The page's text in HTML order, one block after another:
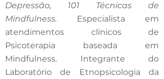
Depressão, 101 Técnicas de
Mindfulness. Especialista em
atendimentos clínicos de
Psicoterapia baseada em
Mindfulness. Integrante do
Laboratório de Etnopsicologia da